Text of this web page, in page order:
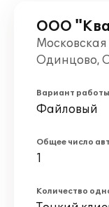
ООО
Одинцово,
Вариант работы
Файловый
Общее число
1
Количество